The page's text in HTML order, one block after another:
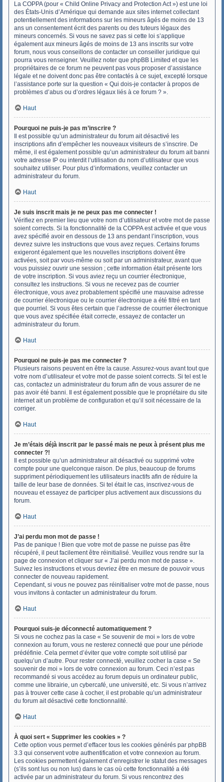
La COPPA (pour « Child Online Privacy and Protection Act ») est une loi
des États-Unis d’Amérique qui demande aux sites internet collectant
potentiellement des informations sur les mineurs âgés de moins de 13
ans un consentement écrit des parents ou des tuteurs légaux des
mineurs concernés. Si vous ne savez pas si cette loi s’applique
également aux mineurs âgés de moins de 13 ans inscrits sur votre
forum, nous vous conseillons de contacter un conseiller juridique qui
pourra vous renseigner. Veuillez noter que phpBB Limited et que les
propriétaires de ce forum ne peuvent pas vous proposer d’assistance
légale et ne doivent donc pas être contactés à ce sujet, excepté lorsque
l’assistance porte sur la question « Qui dois-je contacter à propos de
problèmes d’abus ou d’ordres légaux liés à ce forum ? ».
Haut
Pourquoi ne puis-je pas m’inscrire ?
Il est possible qu’un administrateur du forum ait désactivé les
inscriptions afin d’empêcher les nouveaux visiteurs de s’inscrire. De
même, il est également possible qu’un administrateur du forum ait banni
votre adresse IP ou interdit l’utilisation du nom d’utilisateur que vous
souhaitez utiliser. Pour plus d’informations, veuillez contacter un
administrateur du forum.
Haut
Je suis inscrit mais je ne peux pas me connecter !
Vérifiez en premier lieu que votre nom d’utilisateur et votre mot de passe
soient corrects. Si la fonctionnalité de la COPPA est activée et que vous
avez spécifié avoir en dessous de 13 ans pendant l’inscription, vous
devrez suivre les instructions que vous avez reçues. Certains forums
exigeront également que les nouvelles inscriptions doivent être
activées, soit par vous-même ou soit par un administrateur, avant que
vous puissiez ouvrir une session ; cette information était présente lors
de votre inscription. Si vous aviez reçu un courrier électronique,
consultez les instructions. Si vous ne recevez pas de courrier
électronique, vous avez probablement spécifié une mauvaise adresse
de courrier électronique ou le courrier électronique a été filtré en tant
que pourriel. Si vous êtes certain que l’adresse de courrier électronique
que vous avez spécifiée était correcte, essayez de contacter un
administrateur du forum.
Haut
Pourquoi ne puis-je pas me connecter ?
Plusieurs raisons peuvent en être la cause. Assurez-vous avant tout que
votre nom d’utilisateur et votre mot de passe soient corrects. Si tel est le
cas, contactez un administrateur du forum afin de vous assurer de ne
pas avoir été banni. Il est également possible que le propriétaire du site
internet ait un problème de configuration et qu’il soit nécessaire de la
corriger.
Haut
Je m’étais déjà inscrit par le passé mais ne peux à présent plus me
connecter ?!
Il est possible qu’un administrateur ait désactivé ou supprimé votre
compte pour une quelconque raison. De plus, beaucoup de forums
suppriment périodiquement les utilisateurs inactifs afin de réduire la
taille de leur base de données. Si tel était le cas, inscrivez-vous de
nouveau et essayez de participer plus activement aux discussions du
forum.
Haut
J’ai perdu mon mot de passe !
Pas de panique ! Bien que votre mot de passe ne puisse pas être
récupéré, il peut facilement être réinitialisé. Veuillez vous rendre sur la
page de connexion et cliquer sur « J’ai perdu mon mot de passe ».
Suivez les instructions et vous devriez être en mesure de pouvoir vous
connecter de nouveau rapidement.
Cependant, si vous ne pouvez pas réinitialiser votre mot de passe, nous
vous invitons à contacter un administrateur du forum.
Haut
Pourquoi suis-je déconnecté automatiquement ?
Si vous ne cochez pas la case « Se souvenir de moi » lors de votre
connexion au forum, vous ne resterez connecté que pour une période
prédéfinie. Cela permet d’éviter que votre compte soit utilisé par
quelqu’un d’autre. Pour rester connecté, veuillez cocher la case « Se
souvenir de moi » lors de votre connexion au forum. Ceci n’est pas
recommandé si vous accédez au forum depuis un ordinateur public,
comme une librairie, un cybercafé, une université, etc. Si vous n’arrivez
pas à trouver cette case à cocher, il est probable qu’un administrateur
du forum ait désactivé cette fonctionnalité.
Haut
À quoi sert « Supprimer les cookies » ?
Cette option vous permet d’effacer tous les cookies générés par phpBB
3.3 qui conservent votre authentification et votre connexion au forum.
Les cookies permettent également d’enregistrer le statut des messages
(s’ils sont lus ou non lus) dans le cas où cette fonctionnalité a été
activée par un administrateur du forum. Si vous rencontrez des